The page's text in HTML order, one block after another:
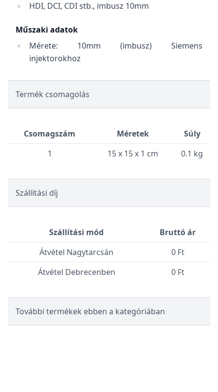
HDI, DCI, CDI stb., imbusz 10mm
Műszaki adatok
Mérete: 10mm (imbusz) Siemens
injektorokhoz
Termék csomagolás
Csomagszám Méretek
Súly
1
15 x 15 x 1 cm 0.1 kg
Szállítási díj
Szállítási mód
Bruttó ár
Átvétel Nagytarcsán
0 Ft
Átvétel Debrecenben
0 Ft
További termékek ebben a kategóriában